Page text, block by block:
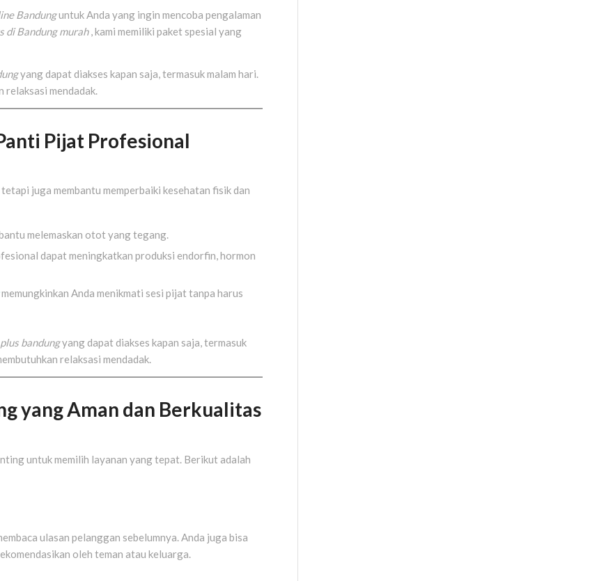
Bandunguntuk Anda yang ingin mencoba pengalaman
di Bandung murah, kami memiliki paket spesial yang
yang dapat diakses kapan saja, termasuk malam hari.
relaksasi mendadak.
Pijat Profesional
juga membantu memperbaiki kesehatan fisik dan
melemaskan otot yang tegang.
dapat meningkatkan produksi endorfin, hormon
memungkinkan Anda menikmati sesi pijat tanpa harus
bandungyang dapat diakses kapan saja, termasuk
relaksasi mendadak.
yang Aman dan Berkualitas
untuk memilih layanan yang tepat. Berikut adalah
ulasan pelanggan sebelumnya. Anda juga bisa
oleh teman atau keluarga.